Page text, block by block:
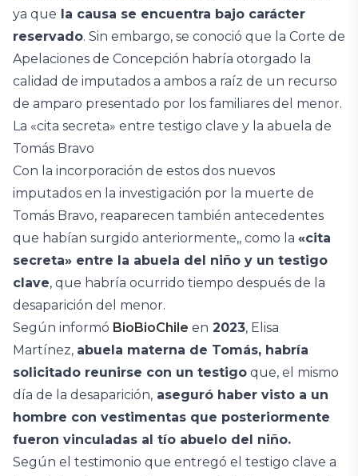
ya que la causa se encuentra bajo carácter
reservado. Sin embargo, se conoció que la Corte de
Apelaciones de Concepción habría otorgado la
calidad de imputados a ambos a raíz de un recurso
de amparo presentado por los familiares del menor.
La «cita secreta» entre testigo clave y la abuela de
Tomás Bravo
Con la incorporación de estos dos nuevos
imputados en la investigación por la muerte de
Tomás Bravo, reaparecen también antecedentes
que habían surgido anteriormente,, como la «cita
secreta» entre la abuela del niño y un testigo
clave, que habría ocurrido tiempo después de la
desaparición del menor.
Según informó BioBioChile en 2023, Elisa
Martínez, abuela materna de Tomás, habría
solicitado reunirse con un testigo que, el mismo
día de la desaparición, aseguró haber visto a un
hombre con vestimentas que posteriormente
fueron vinculadas al tío abuelo del niño.
Según el testimonio que entregó el testigo clave a